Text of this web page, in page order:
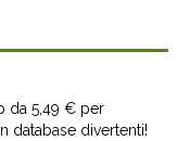
da 5,49 € per
database divertenti!